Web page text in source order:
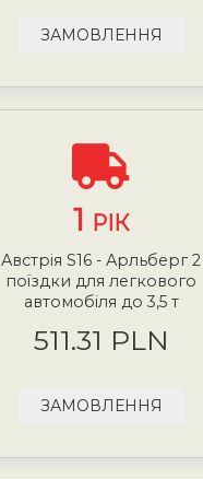
ЗАМОВЛЕННЯ
1 РІК
Австрія S16 - Арльберг 2
поїздки для легкового
автомобіля до 3,5 т
511.31 PLN
ЗАМОВЛЕННЯ